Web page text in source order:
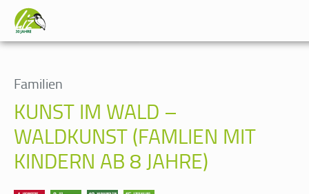
Familien
KUNST IM WALD –
WALDKUNST (FAMLIEN MIT
KINDERN AB 8 JAHRE)